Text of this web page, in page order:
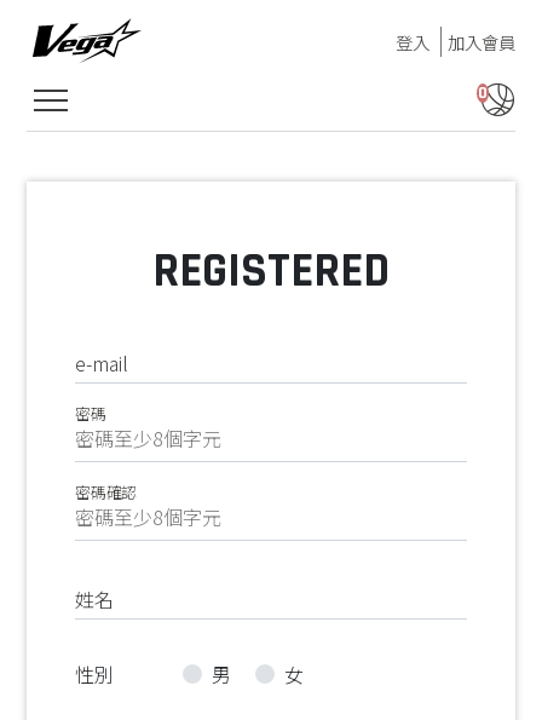
登入 加入會員
0
REGISTERED
e-mail
密碼
密碼確認
姓名
性別 男 女